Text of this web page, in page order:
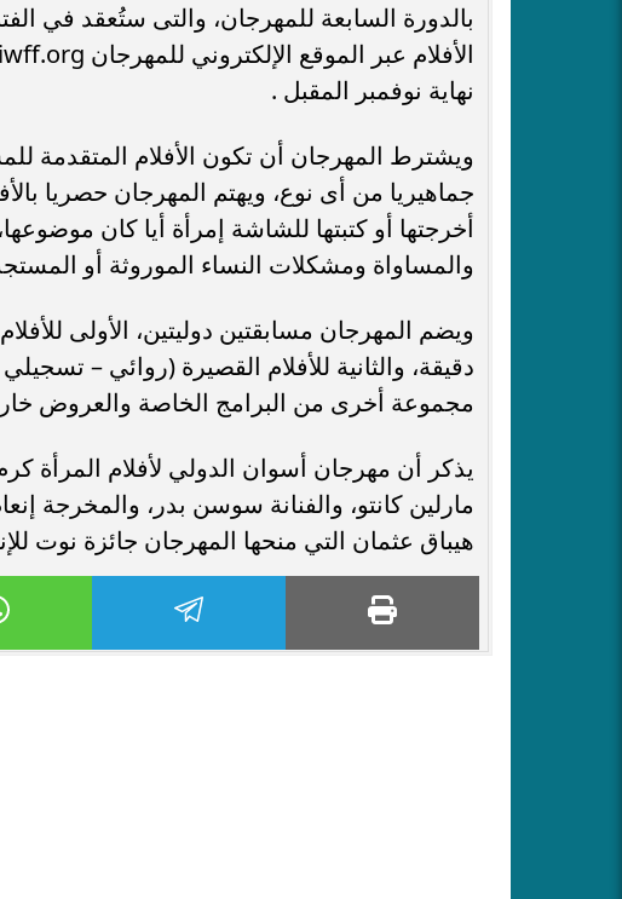
نهاية نوفمبر المقبل .
ويشترط المهرجان أن تكون الأفلام
جماهيريا من أى نوع، ويهتم المهرجان حصريا
أخرجتها أو كتبتها للشاشة إمرأة أيا كان
والمساواة ومشكلات النساء الموروثة أو
مجموعة أخرى من البرامج الخاصة والعروض
يذكر أن مهرجان أسوان الدولي لأفلام المرأة
مارلين كانتو، والفنانة سوسن بدر، والمخرجة
هيباق عثمان التي منحها المهرجان جائزة نوت